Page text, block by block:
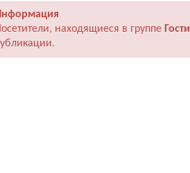
Посетители, находящиеся в группе Гости